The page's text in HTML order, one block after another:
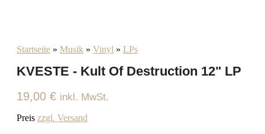
Startseite » Musik » Vinyl » LPs
KVESTE - Kult Of Destruction 12" LP
19,00 € inkl. MwSt.
Preis zzgl. Versand